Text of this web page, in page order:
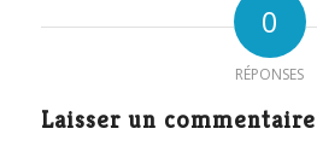
0
RÉPONSES
Laisser un commentaire